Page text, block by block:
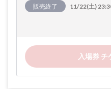
販売終了 11/22(土)
入場券 チ